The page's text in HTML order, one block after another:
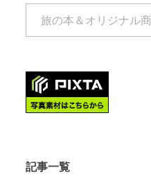
旅の本＆オリジナル
記事一覧